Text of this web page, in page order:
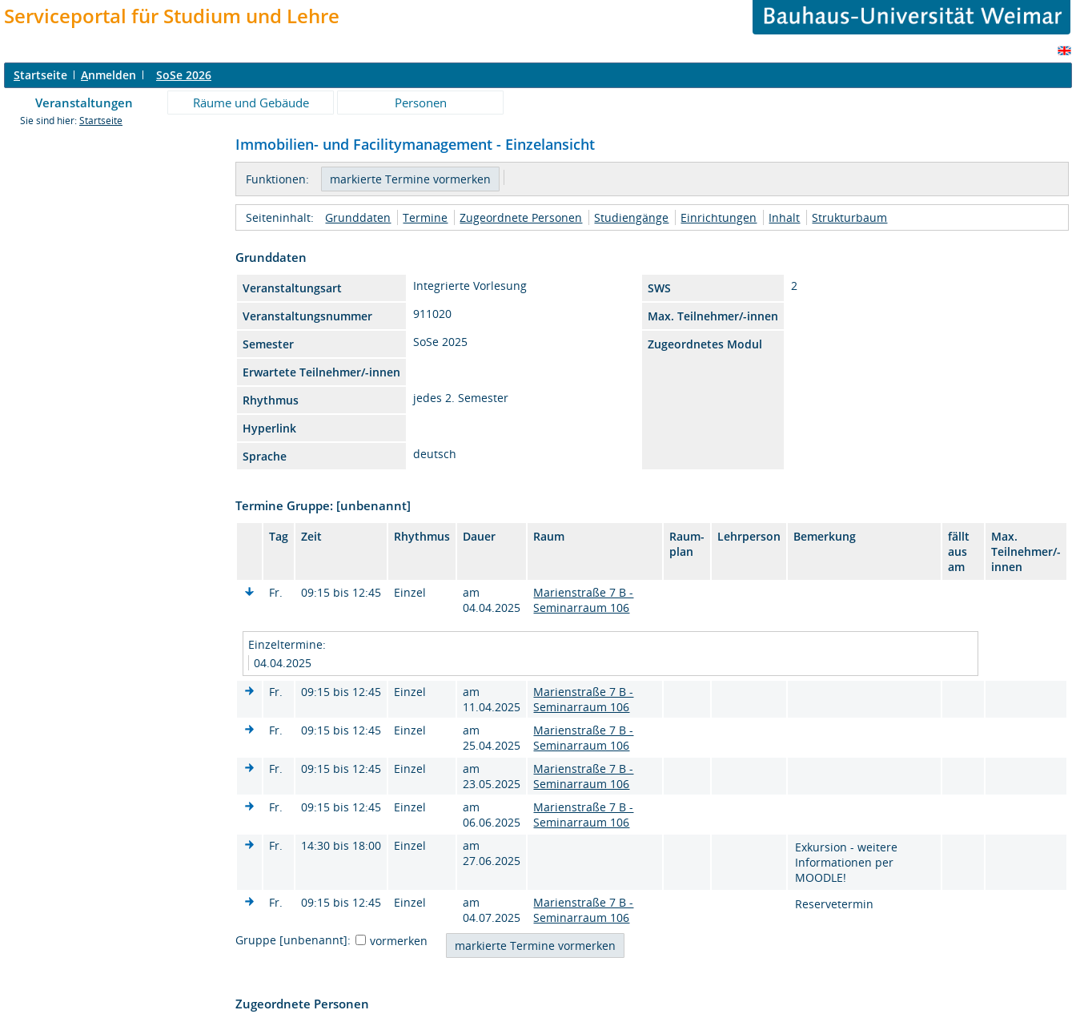
Serviceportal für Studium und Lehre
Startseite Anmelden SoSe 2026
Veranstaltungen Räume und Gebäude Personen
Sie sind hier: Startseite
Immobilien- und Facilitymanagement - Einzelansicht
Funktionen:
Seiteninhalt: Grunddaten Termine Zugeordnete Personen Studiengänge Einrichtungen Inhalt Strukturbaum
Grunddaten
Veranstaltungsart Integrierte Vorlesung SWS
2
Veranstaltungsnummer
911020
Max. Teilnehmer/-innen
Semester
SoSe 2025
Zugeordnetes Modul
Erwartete Teilnehmer/-innen
Rhythmus
jedes 2. Semester
Hyperlink
Sprache
deutsch
Termine Gruppe: [unbenannt]
Tag Zeit Rhythmus Dauer Raum
Raum-
plan
Lehrperson Bemerkung
fällt
aus
am
Max.
Teilnehmer/-
innen
Fr.
09:15 bis 12:45 Einzel
am
04.04.2025
Marienstraße 7 B -
Seminarraum 106
Einzeltermine:
04.04.2025
Fr.
09:15 bis 12:45 Einzel
am
11.04.2025
Marienstraße 7 B -
Seminarraum 106
Fr.
09:15 bis 12:45 Einzel
am
25.04.2025
Marienstraße 7 B -
Seminarraum 106
Fr.
09:15 bis 12:45 Einzel
am
23.05.2025
Marienstraße 7 B -
Seminarraum 106
Fr.
09:15 bis 12:45 Einzel
am
06.06.2025
Marienstraße 7 B -
Seminarraum 106
Fr.
14:30 bis 18:00 Einzel
am
27.06.2025
Exkursion - weitere
Informationen per
MOODLE!
Fr.
09:15 bis 12:45 Einzel
am
04.07.2025
Marienstraße 7 B -
Seminarraum 106
Reservetermin
Gruppe [unbenannt]: vormerken
Zugeordnete Personen